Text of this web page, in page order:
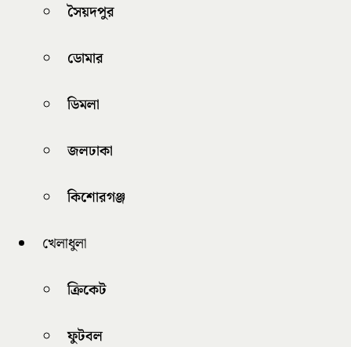
সৈয়দপুর
ডোমার
ডিমলা
জলঢাকা
কিশোরগঞ্জ
খেলাধুলা
ক্রিকেট
ফুটবল